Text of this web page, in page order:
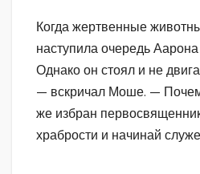
Когда жертвенные
наступила очередь
Однако он стоял и не
— вскричал Моше. —
же избран
храбрости и начинай